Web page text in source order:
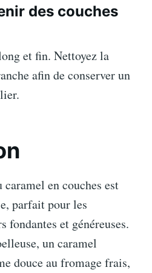
des couches
et fin. Nettoyez la
afin de conserver un
en couches est
parfait pour les
fondantes et généreuses.
un caramel
douce au fromage frais,